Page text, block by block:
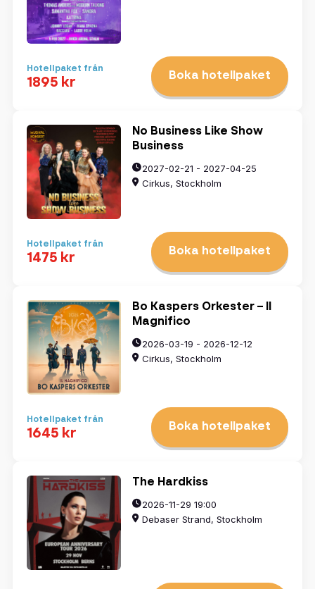
Hotellpaket från
1895 kr Boka hotellpaket
No Business Like Show
Business
2027-02-21 - 2027-04-25
Cirkus, Stockholm
Hotellpaket från
1475 kr Boka hotellpaket
Bo Kaspers Orkester – Il
Magnifico
2026-03-19 - 2026-12-12
Cirkus, Stockholm
Hotellpaket från
1645 kr Boka hotellpaket
The Hardkiss
2026-11-29 19:00
Debaser Strand, Stockholm